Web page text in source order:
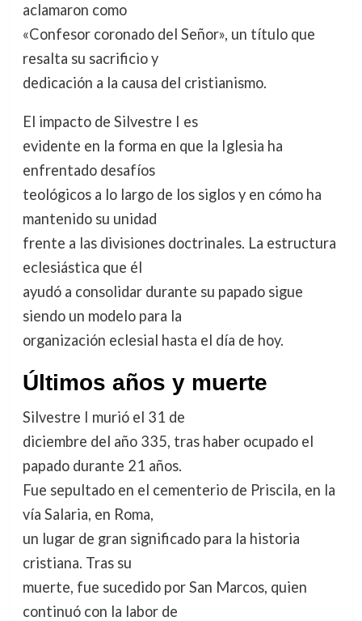
aclamaron como
«Confesor coronado del Señor», un título que
resalta su sacrificio y
dedicación a la causa del cristianismo.
El impacto de Silvestre I es
evidente en la forma en que la Iglesia ha
enfrentado desafíos
teológicos a lo largo de los siglos y en cómo ha
mantenido su unidad
frente a las divisiones doctrinales. La estructura
eclesiástica que él
ayudó a consolidar durante su papado sigue
siendo un modelo para la
organización eclesial hasta el día de hoy.
Últimos años y muerte
Silvestre I murió el 31 de
diciembre del año 335, tras haber ocupado el
papado durante 21 años.
Fue sepultado en el cementerio de Priscila, en la
vía Salaria, en Roma,
un lugar de gran significado para la historia
cristiana. Tras su
muerte, fue sucedido por San Marcos, quien
continuó con la labor de